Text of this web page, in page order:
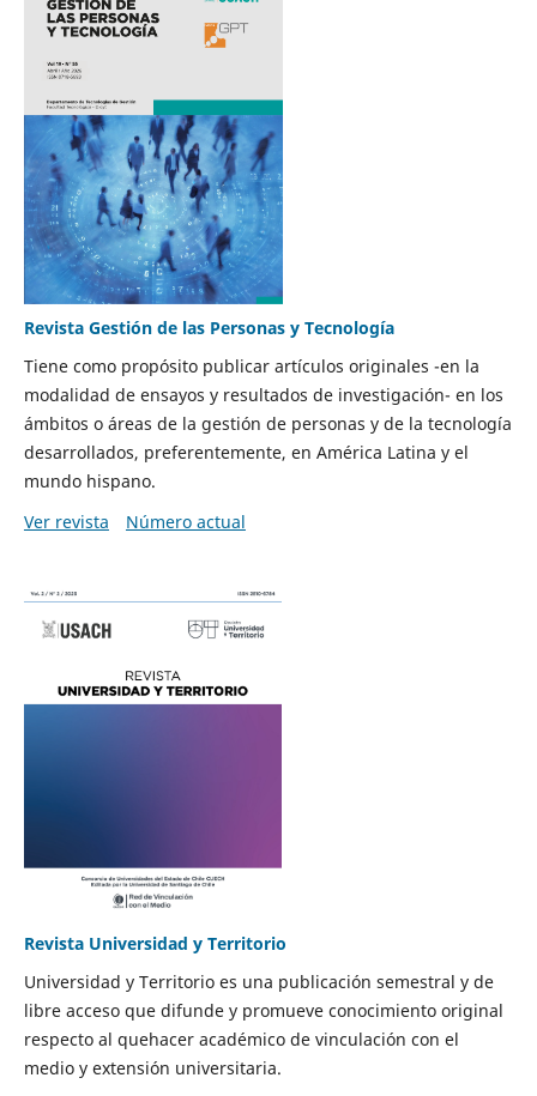
Revista Gestión de las Personas y Tecnología
Tiene como propósito publicar artículos originales -en la
modalidad de ensayos y resultados de investigación- en los
ámbitos o áreas de la gestión de personas y de la tecnología
desarrollados, preferentemente, en América Latina y el
mundo hispano.
Ver revista
Número actual
Revista Universidad y Territorio
Universidad y Territorio es una publicación semestral y de
libre acceso que difunde y promueve conocimiento original
respecto al quehacer académico de vinculación con el
medio y extensión universitaria.